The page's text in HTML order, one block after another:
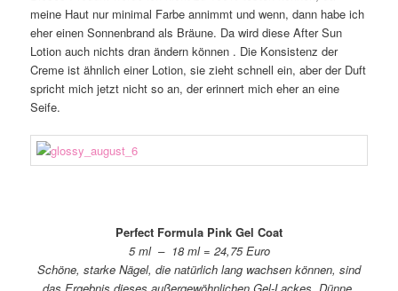
meine Haut nur minimal Farbe annimmt und wenn, dann habe ich
eher einen Sonnenbrand als Bräune. Da wird diese After Sun
Lotion auch nichts dran ändern können . Die Konsistenz der
Creme ist ähnlich einer Lotion, sie zieht schnell ein, aber der Duft
spricht mich jetzt nicht so an, der erinnert mich eher an eine
Seife.
Perfect Formula Pink Gel Coat
5 ml – 18 ml = 24,75 Euro
Schöne, starke Nägel, die natürlich lang wachsen können, sind
das Ergebnis dieses außergewöhnlichen Gel-Lackes. Dünne,